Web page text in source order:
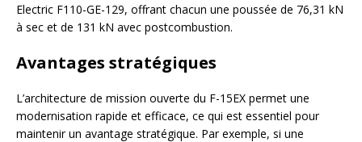
Electric F110-GE-129, offrant chacun une poussée de 76,31 kN
à sec et de 131 kN avec postcombustion.
Avantages stratégiques
L’architecture de mission ouverte du F-15EX permet une
modernisation rapide et efficace, ce qui est essentiel pour
maintenir un avantage stratégique. Par exemple, si une